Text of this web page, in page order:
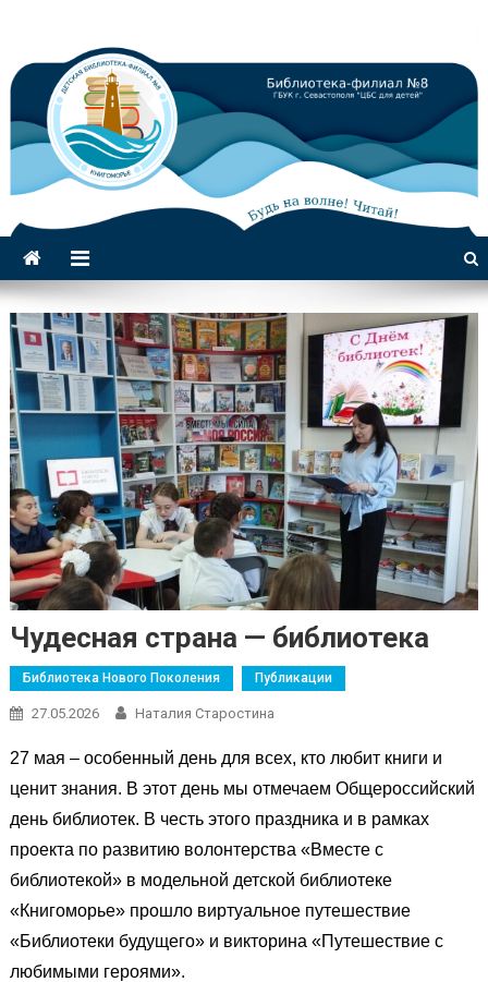
детей
Чудесная страна — библиотека
Библиотека Нового Поколения Публикации
27.05.2026 Наталия Старостина
27 мая – особенный день для всех, кто любит книги и
ценит знания. В этот день мы отмечаем Общероссийский
день библиотек. В честь этого праздника и в рамках
проекта по развитию волонтерства «Вместе с
библиотекой» в модельной детской библиотеке
«Книгоморье» прошло виртуальное путешествие
«Библиотеки будущего» и викторина «Путешествие с
любимыми героями».